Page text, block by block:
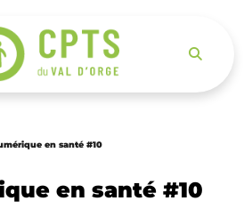
mobile
en santé #10
en santé #10